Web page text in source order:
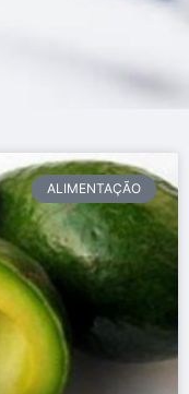
ALIMENTAÇÃO